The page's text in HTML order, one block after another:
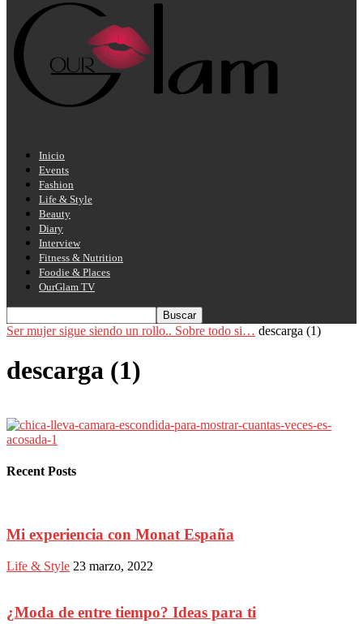
Inicio
Events
Fashion
Life & Style
Beauty
Diary
Interview
Fitness & Nutrition
Foodie & Places
OurGlam TV
Ser mujer sigue siendo un rollo.. Sobre todo si… descarga (1)
descarga (1)
Recent Posts
Mi experiencia con Monat España
Life & Style 23 marzo, 2022
¿Moda de entre tiempo? Ideas para ti